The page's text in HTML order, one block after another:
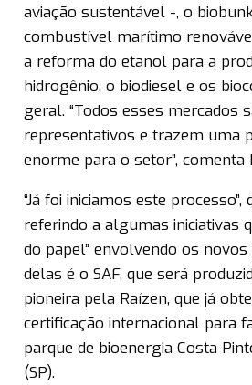
aviação sustentável -, o
combustível marítimo
a reforma do etanol para a
hidrogênio, o biodiesel e os
geral. “Todos esses mercados
representativos e trazem uma
enorme para o setor”, comenta
“Já foi iniciamos este processo”,
referindo a algumas iniciativas
do papel” envolvendo os
delas é o SAF, que será
pioneira pela Raízen, que já
certificação internacional para
parque de bioenergia Costa
(SP).